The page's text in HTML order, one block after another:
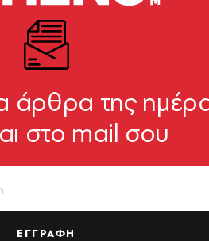
De
άρθρα της
στο mail σου
ΕΓΓΡΑΦΗ